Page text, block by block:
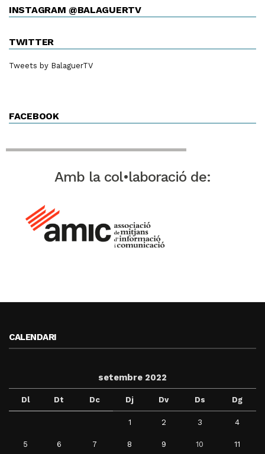
INSTAGRAM @BALAGUERTV
TWITTER
Tweets by BalaguerTV
FACEBOOK
Amb la col•laboració de:
CALENDARI
setembre 2022
Dl Dt Dc Dj Dv Ds Dg
1 2 3 4
5 6 7 8 9 10 11